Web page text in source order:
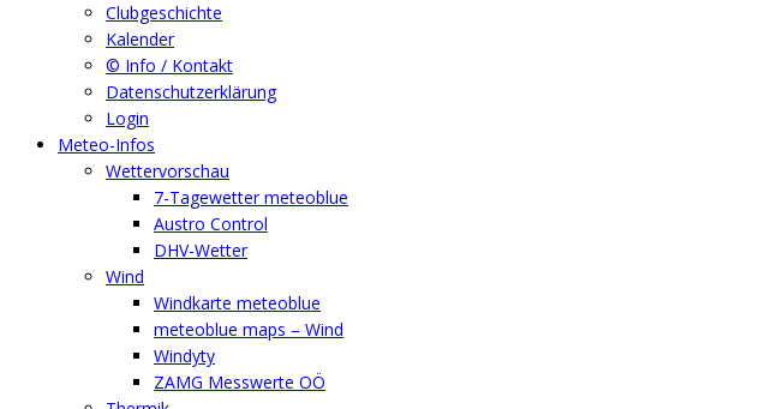
Clubgeschichte
Kalender
© Info / Kontakt
Datenschutzerklärung
Login
Meteo-Infos
Wettervorschau
7-Tagewetter meteoblue
Austro Control
DHV-Wetter
Wind
Windkarte meteoblue
meteoblue maps – Wind
Windyty
ZAMG Messwerte OÖ